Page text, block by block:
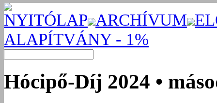
NYITÓLAP ARCHÍVUM
ALAPÍTVÁNY - 1%
Hócipő-Díj 2024 •